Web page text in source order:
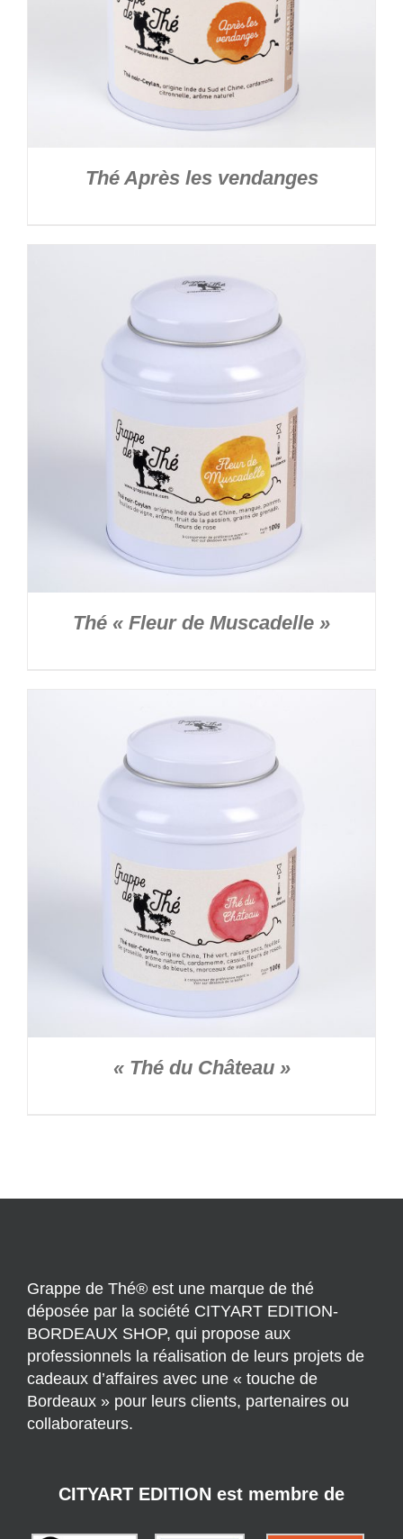
Thé Après les vendanges
Thé « Fleur de Muscadelle »
« Thé du Château »
Grappe de Thé® est une marque de thé
déposée par la société CITYART EDITION-
BORDEAUX SHOP, qui propose aux
professionnels la réalisation de leurs projets de
cadeaux d’affaires avec une « touche de
Bordeaux » pour leurs clients, partenaires ou
collaborateurs.
CITYART EDITION est membre de